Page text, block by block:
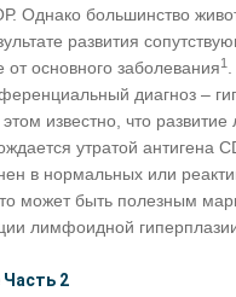
Однако большинство
развития
от основного заболевания1 .
диагноз –
известно, что
утратой антигена
в нормальных или
может быть полезным
лимфоидной
Часть 2